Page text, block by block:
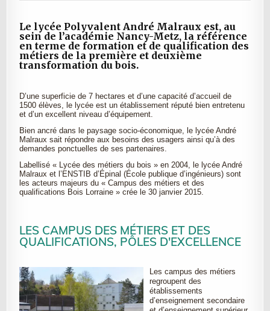
Le lycée Polyvalent André Malraux est, au
sein de l’académie Nancy-Metz, la référence
en terme de formation et de qualification des
métiers de la première et deuxième
transformation du bois.
D’une superficie de 7 hectares et d’une capacité d’accueil de
1500 élèves, le lycée est un établissement réputé bien entretenu
et d’un excellent niveau d’équipement.
Bien ancré dans le paysage socio-économique, le lycée André
Malraux sait répondre aux besoins des usagers ainsi qu’à des
demandes ponctuelles de ses partenaires.
Labellisé « Lycée des métiers du bois » en 2004, le lycée André
Malraux et l’ENSTIB d’Épinal (École publique d’ingénieurs) sont
les acteurs majeurs du « Campus des métiers et des
qualifications Bois Lorraine » crée le 30 janvier 2015.
LES CAMPUS DES MÉTIERS ET DES
QUALIFICATIONS, PÔLES D'EXCELLENCE
Les campus des métiers
regroupent des
établissements
d’enseignement secondaire